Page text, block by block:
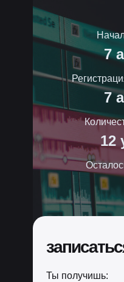
Ты получишь:
12
7
7